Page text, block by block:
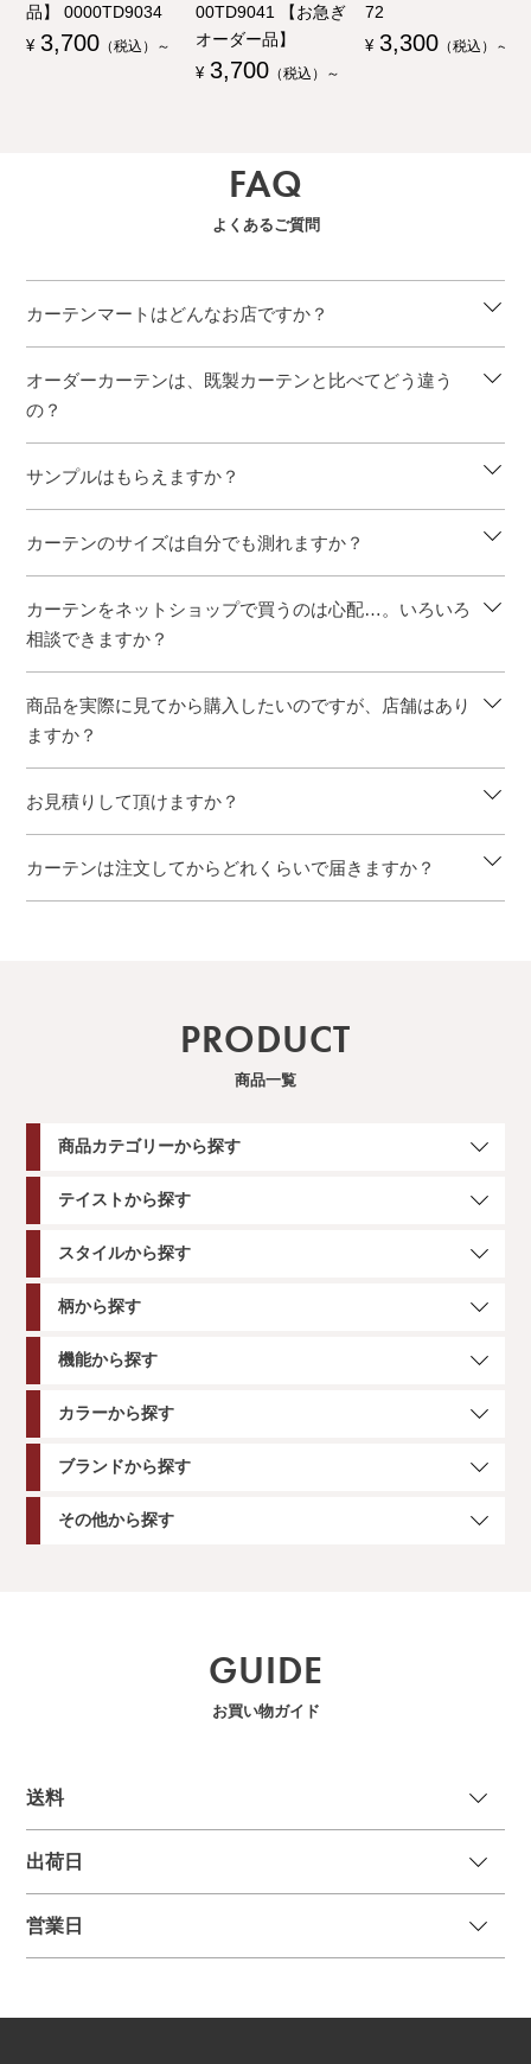
品】 0000TD9034
¥ 3,700 （税込）～
00TD9041 【お急ぎ
オーダー品】
¥ 3,700 （税込）～
72
¥ 3,300 （税込）～
FAQ
よくあるご質問
カーテンマートはどんなお店ですか？
オーダーカーテンは、既製カーテンと比べてどう違う
の？
サンプルはもらえますか？
カーテンのサイズは自分でも測れますか？
カーテンをネットショップで買うのは心配…。いろいろ
相談できますか？
商品を実際に見てから購入したいのですが、店舗はあり
ますか？
お見積りして頂けますか？
カーテンは注文してからどれくらいで届きますか？
PRODUCT
商品一覧
商品カテゴリーから探す
テイストから探す
スタイルから探す
柄から探す
機能から探す
カラーから探す
ブランドから探す
その他から探す
GUIDE
お買い物ガイド
送料
出荷日
営業日